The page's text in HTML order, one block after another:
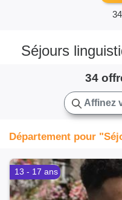
Séjours
34
Affinez
Département pour
13 - 17 ans